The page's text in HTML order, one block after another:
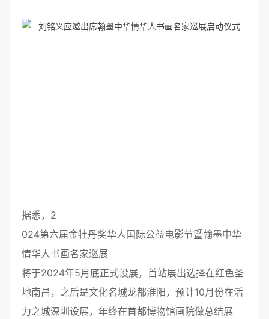
据悉，2
024第六届金牡丹奖华人国际公益电影节暨翰墨中华
情华人书画名家巡展
将于2024年5月底正式设展，首站展出选择在红色圣
地南昌，之后是文化名城龙都淮阳，预计10月份在活
力之城深圳设展，年终在首都博物馆画院做总结展